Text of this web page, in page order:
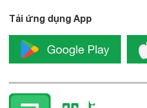
Tải ứng dụng App